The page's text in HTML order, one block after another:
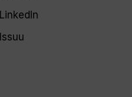
LinkedIn
Issuu